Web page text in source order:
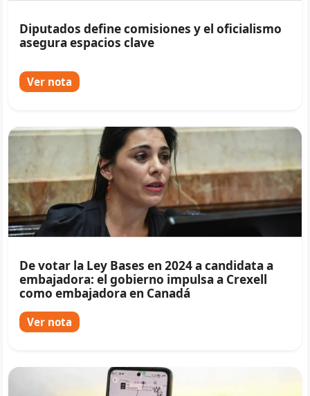
Diputados define comisiones y el oficialismo
asegura espacios clave
Ver nota
De votar la Ley Bases en 2024 a candidata a
embajadora: el gobierno impulsa a Crexell
como embajadora en Canadá
Ver nota